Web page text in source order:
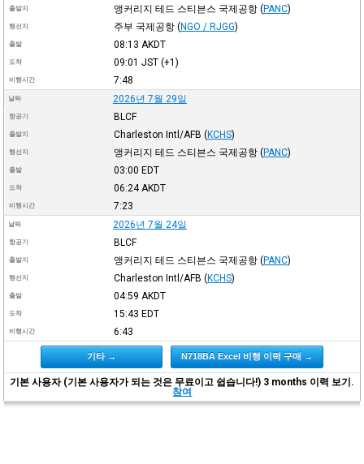
출발지 앵커리지 테드 스티븐스 국제공항 (PANC)
행선지 주부 국제공항 (NGO / RJGG)
출발 08:13 AKDT
도착 09:01 JST(+1)
비행시간 7:48
날짜 2026년 7월 29일
항공기 BLCF
출발지 Charleston Intl/AFB (KCHS)
행선지 앵커리지 테드 스티븐스 국제공항 (PANC)
출발 03:00 EDT
도착 06:24 AKDT
비행시간 7:23
날짜 2026년 7월 24일
항공기 BLCF
출발지 앵커리지 테드 스티븐스 국제공항 (PANC)
행선지 Charleston Intl/AFB (KCHS)
출발 04:59 AKDT
도착 15:43 EDT
비행시간 6:43
기타 → N718BA Excel 비행 이력 구매 →
기본 사용자 (기본 사용자가 되는 것은 무료이고 쉽습니다!) 3 months 이력 보기.
참여